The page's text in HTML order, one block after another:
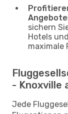
sichern
Hotels
maximale
- Knoxville
Jede